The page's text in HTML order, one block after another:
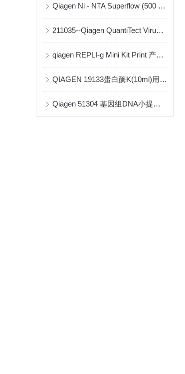
Qiagen Ni - NTA Superflow (500 ml)：高效蛋白纯化的得力工具
211035--Qiagen QuantiTect Virus +ROX Vial Kit
qiagen REPLI-g Mini Kit Print 产品介绍
QIAGEN 19133蛋白酶K(10ml)用户指南
Qiagen 51304 基因组DNA小提试剂盒科研应用指南